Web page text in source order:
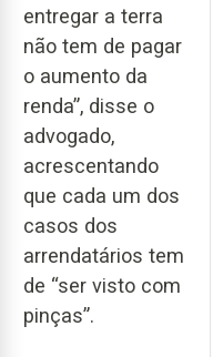
entregar a terra
não tem de pagar
o aumento da
renda”, disse o
advogado,
acrescentando
que cada um dos
casos dos
arrendatários tem
de “ser visto com
pinças”.